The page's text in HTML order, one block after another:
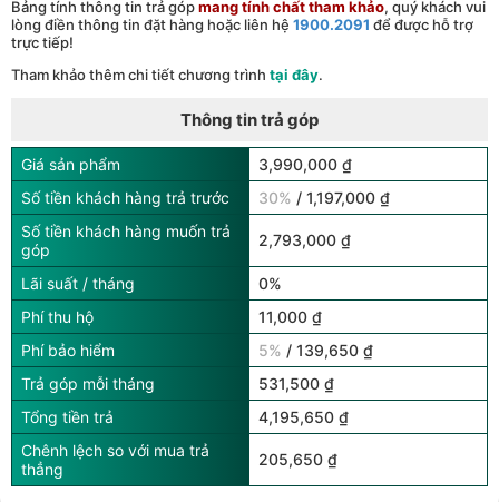
Bảng tính thông tin trả gópmang tính chất tham khảo, quý khách vui
lòng điền thông tin đặt hàng hoặc liên hệ 1900.2091 để được hỗ trợ
trực tiếp!
Tham khảo thêm chi tiết chương trình tại đây.
Thông tin trả góp
Giá sản phẩm
3,990,000 ₫
Số tiền khách hàng trả trước
30% / 1,197,000 ₫
Số tiền khách hàng muốn trả
góp
2,793,000 ₫
Lãi suất / tháng
0%
Phí thu hộ
11,000 ₫
Phí bảo hiểm
5% / 139,650 ₫
Trả góp mỗi tháng
531,500 ₫
Tổng tiền trả
4,195,650 ₫
Chênh lệch so với mua trả
thẳng
205,650 ₫